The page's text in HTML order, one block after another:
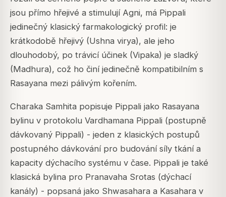
jsou přímo hřejivé a stimulují Agni, má Pippali
jedinečný klasický farmakologický profil: je
krátkodobě hřejivý (Ushna virya), ale jeho
dlouhodobý, po trávicí účinek (Vipaka) je sladký
(Madhura), což ho činí jedinečně kompatibilním s
Rasayana mezi pálivým kořením.
Charaka Samhita popisuje Pippali jako Rasayana
bylinu v protokolu Vardhamana Pippali (postupně
dávkovaný Pippali) - jeden z klasických postupů
postupného dávkování pro budování síly tkání a
kapacity dýchacího systému v čase. Pippali je také
klasická bylina pro Pranavaha Srotas (dýchací
kanály) - popsaná jako Shwasahara a Kasahara v